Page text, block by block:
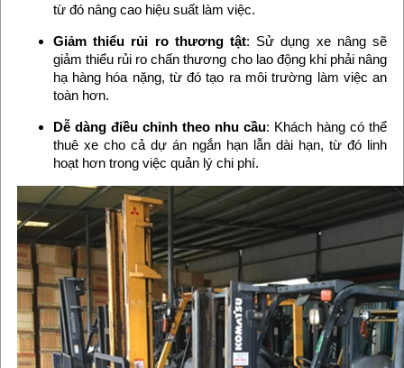
từ đó nâng cao hiệu suất làm việc.
Giảm thiểu rủi ro thương tật: Sử dụng xe nâng sẽ
giảm thiểu rủi ro chấn thương cho lao động khi phải nâng
hạ hàng hóa nặng, từ đó tạo ra môi trường làm việc an
toàn hơn.
Dễ dàng điều chỉnh theo nhu cầu: Khách hàng có thể
thuê xe cho cả dự án ngắn hạn lẫn dài hạn, từ đó linh
hoạt hơn trong việc quản lý chi phí.